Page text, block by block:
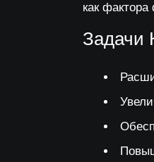
как
Задачи